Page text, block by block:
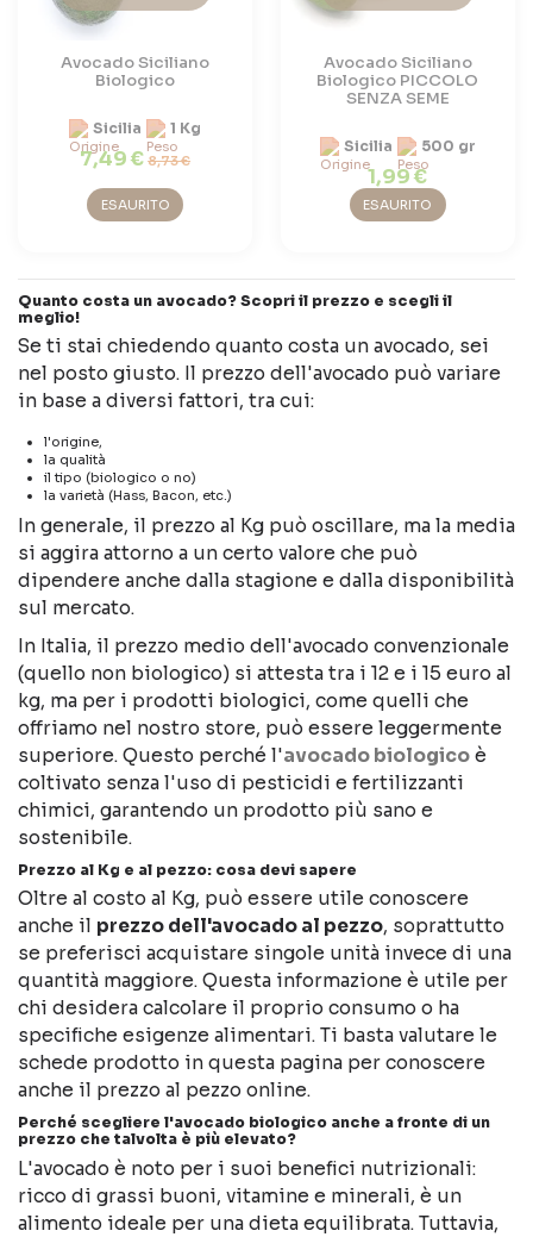
Avocado Siciliano
Biologico
Sicilia 1 Kg
7,49 €8,73 €
ESAURITO
Avocado Siciliano
Biologico PICCOLO
SENZA SEME
Sicilia 500 gr
1,99 €
ESAURITO
Quanto costa un avocado? Scopri il prezzo e scegli il
meglio!
Se ti stai chiedendo quanto costa un avocado, sei
nel posto giusto. Il prezzo dell'avocado può variare
in base a diversi fattori, tra cui:
l'origine,
la qualità
il tipo (biologico o no)
la varietà (Hass, Bacon, etc.)
In generale, il prezzo al Kg può oscillare, ma la media
si aggira attorno a un certo valore che può
dipendere anche dalla stagione e dalla disponibilità
sul mercato.
In Italia, il prezzo medio dell'avocado convenzionale
(quello non biologico) si attesta tra i 12 e i 15 euro al
kg, ma per i prodotti biologici, come quelli che
offriamo nel nostro store, può essere leggermente
superiore. Questo perché l'avocado biologico è
coltivato senza l'uso di pesticidi e fertilizzanti
chimici, garantendo un prodotto più sano e
sostenibile.
Prezzo al Kg e al pezzo: cosa devi sapere
Oltre al costo al Kg, può essere utile conoscere
anche il prezzo dell'avocado al pezzo, soprattutto
se preferisci acquistare singole unità invece di una
quantità maggiore. Questa informazione è utile per
chi desidera calcolare il proprio consumo o ha
specifiche esigenze alimentari. Ti basta valutare le
schede prodotto in questa pagina per conoscere
anche il prezzo al pezzo online.
Perché scegliere l'avocado biologico anche a fronte di un
prezzo che talvolta è più elevato?
L'avocado è noto per i suoi benefici nutrizionali:
ricco di grassi buoni, vitamine e minerali, è un
alimento ideale per una dieta equilibrata. Tuttavia,